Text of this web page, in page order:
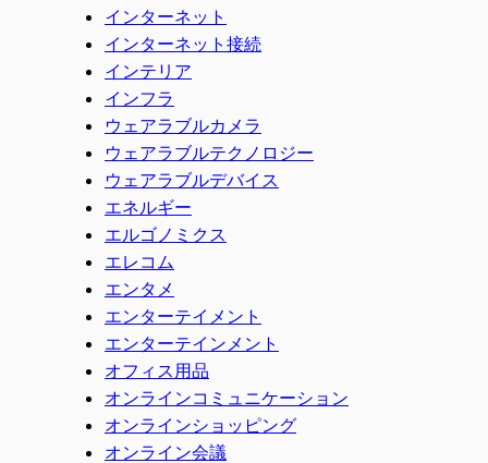
インターネット
インターネット接続
インテリア
インフラ
ウェアラブルカメラ
ウェアラブルテクノロジー
ウェアラブルデバイス
エネルギー
エルゴノミクス
エレコム
エンタメ
エンターテイメント
エンターテインメント
オフィス用品
オンラインコミュニケーション
オンラインショッピング
オンライン会議